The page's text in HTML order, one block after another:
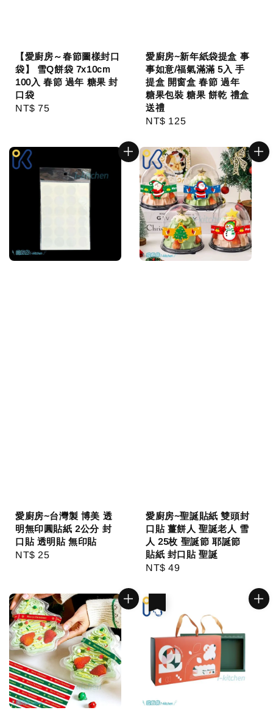
【愛廚房～春節圖樣封口
袋】 雪Q餅袋 7x10cm
100入 春節 過年 糖果 封
口袋
Regular
NT$ 75
愛廚房~新年紙袋提盒 事
事如意/福氣滿滿 5入 手
提盒 開窗盒 春節 過年
糖果包裝 糖果 餅乾 禮盒
送禮
Regular
NT$ 125
愛廚房~台灣製 博美 透
明無印圓貼紙 2公分 封
口貼 透明貼 無印貼
Regular
NT$ 25
愛廚房~聖誕貼紙 雙頭封
口貼 薑餅人 聖誕老人 雪
人 25枚 聖誕節 耶誕節
貼紙 封口貼 聖誕
Regular
NT$ 49